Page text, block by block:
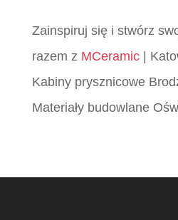
Zainspiruj się i stwórz
razem z MCeramic|
Kabiny prysznicowe
Materiały budowlane